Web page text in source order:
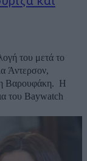
του μετά το
Άντερσον,
Βαρουφάκη. Η
του Βaywatch